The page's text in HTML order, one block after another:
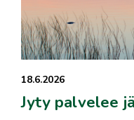
18.6.2026
Jyty palvelee